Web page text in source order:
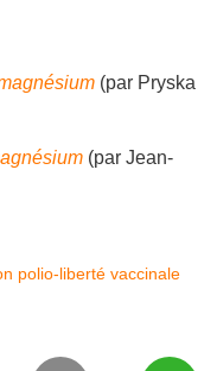
(par Pryska
(par Jean-
polio-liberté vaccinale